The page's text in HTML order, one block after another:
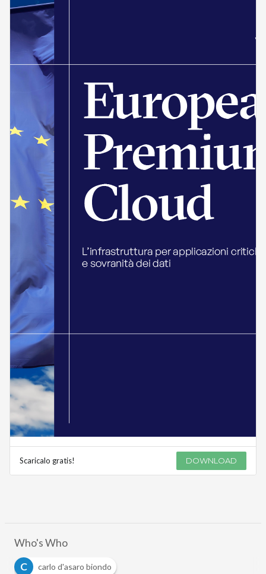
Scaricalo gratis! DOWNLOAD
Who's Who
C
carlo d'asaro biondo